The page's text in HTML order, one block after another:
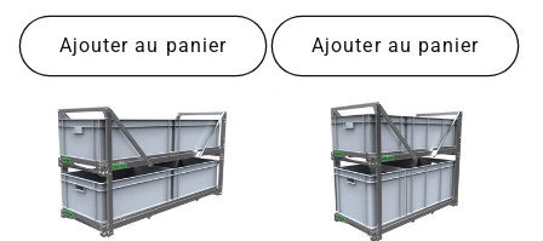
normal
Ajouter au panier
normal
Ajouter au panier